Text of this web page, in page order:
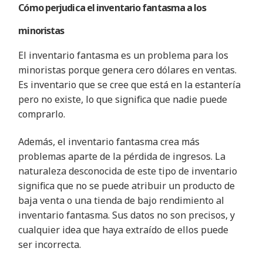
Cómo perjudica el inventario fantasma a los
minoristas
El inventario fantasma es un problema para los
minoristas porquegenera cero dólares en ventas.
Es inventario que se cree que está en la estantería
pero no existe, lo que significa que nadie puede
comprarlo.
Además, el inventario fantasma crea más
problemas aparte de la pérdida de ingresos. La
naturaleza desconocida de este tipo de inventario
significa que no se puede atribuir un producto de
baja venta o una tienda de bajo rendimiento al
inventario fantasma. Sus datos no son precisos, y
cualquier idea que haya extraído de ellos puede
ser incorrecta.